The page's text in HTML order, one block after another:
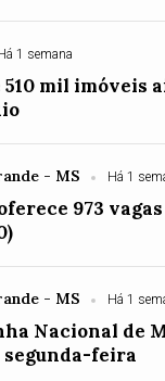
1 semana
510 mil imóveis
- MS Há 1
973
- MS Há 1
Nacional de
segunda-feira